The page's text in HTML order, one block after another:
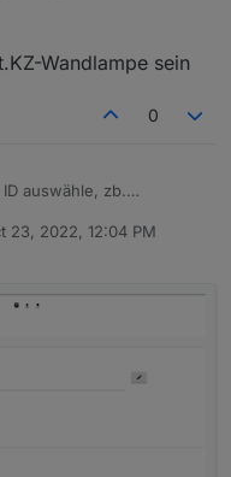
Wandlampe sein
0
auswähle, zb.
Alias
Wandlampe sein
23, 2022, 12:04 PM